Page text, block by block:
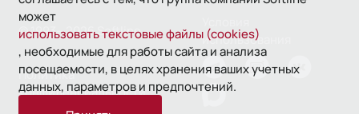
может
использовать текстовые файлы (cookies)
, необходимые для работы сайта и анализа
посещаемости, в целях хранения ваших учетных
данных, параметров и предпочтений.
© 1993—2026 Softline
использования
Политика
конфиденциальности